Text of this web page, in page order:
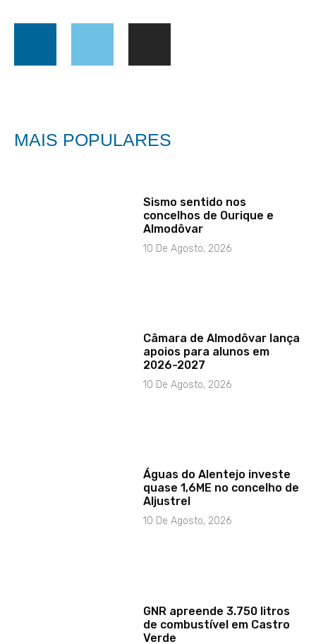
MAIS POPULARES
Sismo sentido nos
concelhos de Ourique e
Almodôvar
10 De Agosto, 2026
Câmara de Almodôvar lança
apoios para alunos em
2026-2027
10 De Agosto, 2026
Águas do Alentejo investe
quase 1,6ME no concelho de
Aljustrel
10 De Agosto, 2026
GNR apreende 3.750 litros
de combustível em Castro
Verde